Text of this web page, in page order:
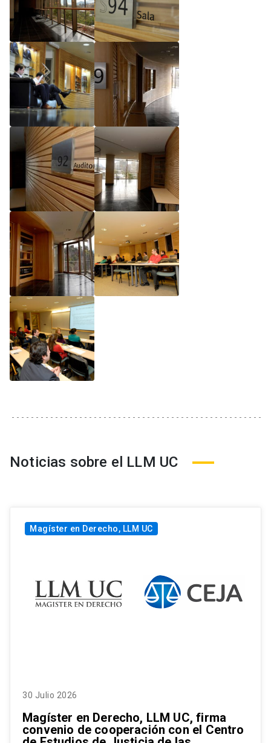
Noticias sobre el LLM UC
Magíster en Derecho, LLM UC
30 Julio 2026
Magíster en Derecho, LLM UC, firma
convenio de cooperación con el Centro